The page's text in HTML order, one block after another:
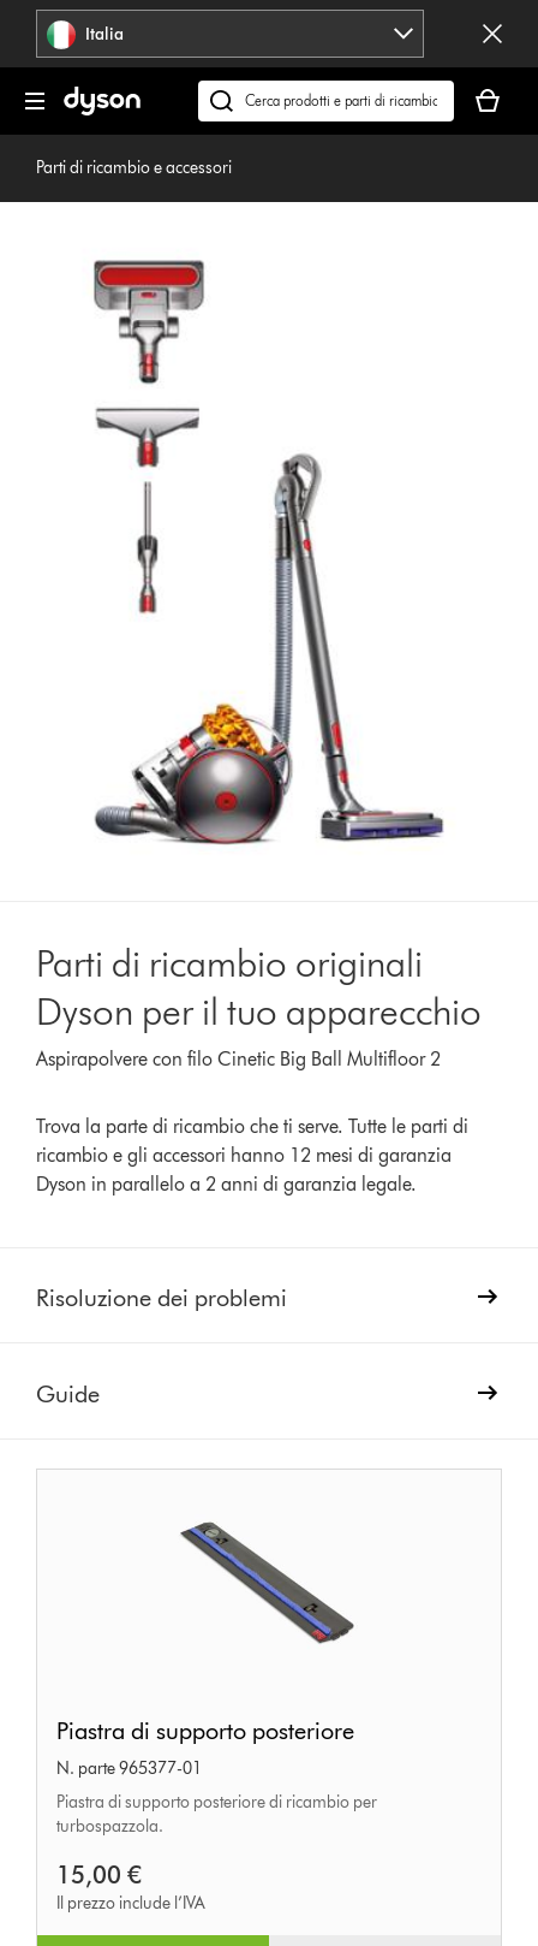
navigazione Italia
Cerca
su
dyson.it
carrello
è
Parti di ricambio e accessori
Parti di ricambio originali
Dyson per il tuo apparecchio
Aspirapolvere con filo Cinetic Big Ball Multifloor 2
Trova la parte di ricambio che ti serve. Tutte le parti di
ricambio e gli accessori hanno 12 mesi di garanzia
Dyson in parallelo a 2 anni di garanzia legale.
Risoluzione dei problemi
Guide
di
supporto
posteriore
Piastra di supporto posteriore
N. parte 965377-01
Piastra di supporto posteriore di ricambio per
turbospazzola.
15,00 €
Il prezzo include l’IVA